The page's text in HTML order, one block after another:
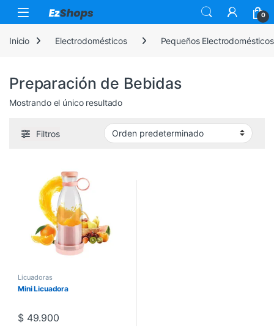
Saltar a la navegación
Saltar al contenido
0
Inicio Electrodomésticos Pequeños Electrodomésticos
Preparación de Bebidas
Mostrando el único resultado
Filtros
Licuadoras
Mini Licuadora
$49.900